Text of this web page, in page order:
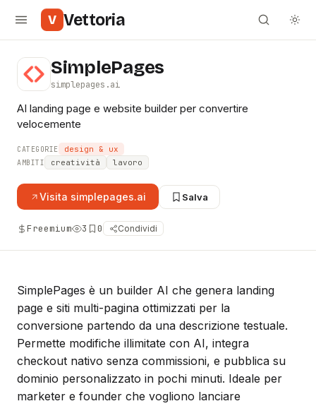
V Vettoria
SimplePages
simplepages.ai
AI landing page e website builder per convertire
velocemente
CATEGORIE design & ux
AMBITI creatività lavoro
Visita simplepages.ai Salva
Freemium 3 0 Condividi
SimplePages è un builder AI che genera landing
page e siti multi-pagina ottimizzati per la
conversione partendo da una descrizione testuale.
Permette modifiche illimitate con AI, integra
checkout nativo senza commissioni, e pubblica su
dominio personalizzato in pochi minuti. Ideale per
marketer e founder che vogliono lanciare